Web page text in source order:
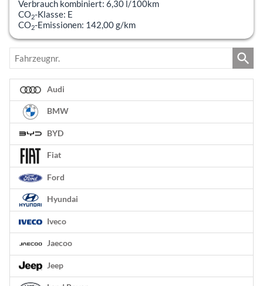
Verbrauch kombiniert: 6,30 l/100km
CO2-Klasse: E
CO2-Emissionen: 142,00 g/km
Fahrzeugnr.
Audi
BMW
BYD
Fiat
Ford
Hyundai
Iveco
Jaecoo
Jeep